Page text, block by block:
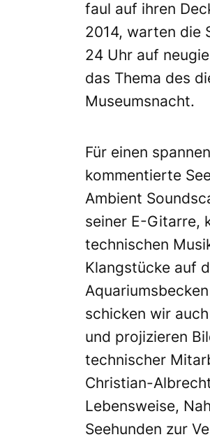
faul auf ihren
2014, warten die
24 Uhr auf
das Thema des
Museumsnacht.
Für einen
kommentierte
Ambient
seiner E-Gitarre,
technischen
Klangstücke auf
schicken wir
und projizieren
technischer
Christian-
Lebensweise,
Seehunden zur